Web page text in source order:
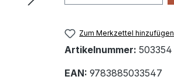
Zum Merkzettel hinzufügen
Artikelnummer: 503354
EAN: 9783885033547